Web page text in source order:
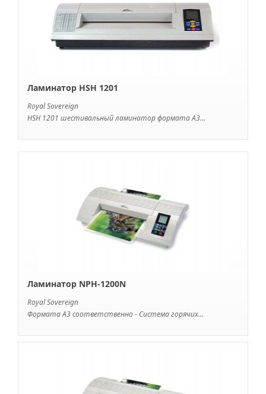
Ламинатор HSH 1201
Royal Sovereign
HSH 1201 шестивальный ламинатор формата A3...
Ламинатор NPH-1200N
Royal Sovereign
Формата А3 соответственно - Система горячих...